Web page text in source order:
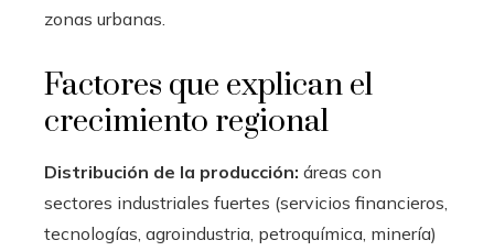
zonas urbanas.
Factores que explican el
crecimiento regional
Distribución de la producción: áreas con
sectores industriales fuertes (servicios financieros,
tecnologías, agroindustria, petroquímica, minería)